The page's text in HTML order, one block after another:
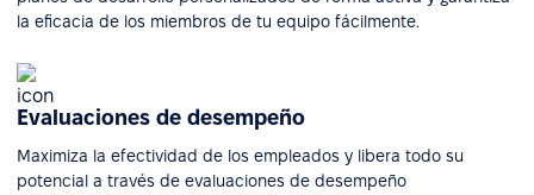
la eficacia de los miembros de tu equipo fácilmente.
Evaluaciones de desempeño
Maximiza la efectividad de los empleados y libera todo su
potencial a través de evaluaciones de desempeño